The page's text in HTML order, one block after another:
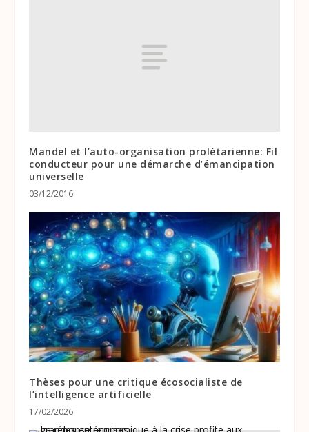
Mandel et l’auto-organisation prolétarienne: Fil
conducteur pour une démarche d’émancipation
universelle
03/12/2016
Thèses pour une critique écosocialiste de
l’intelligence artificielle
17/02/2026